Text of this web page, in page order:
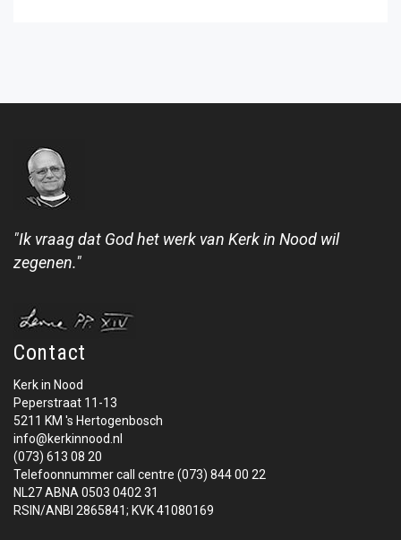
"Ik vraag dat God het werk van Kerk in Nood wil
zegenen."
Contact
Kerk in Nood
Peperstraat 11-13
5211 KM 's Hertogenbosch
info@kerkinnood.nl
(073) 613 08 20
Telefoonnummer call centre (073) 844 00 22
NL27 ABNA 0503 0402 31
RSIN/ANBI 2865841; KVK 41080169